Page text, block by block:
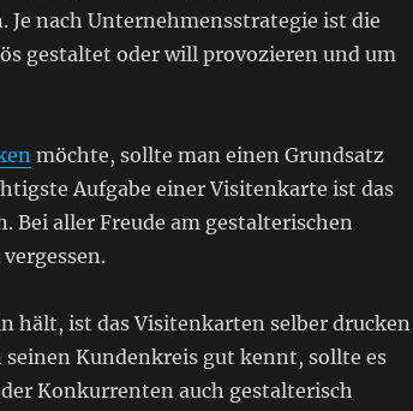
Je nach Unternehmensstrategie ist die
gestaltet oder will provozieren und um
möchte, sollte man einen Grundsatz
Aufgabe einer Visitenkarte ist das
aller Freude am gestalterischen
hält, ist das Visitenkarten selber drucken
seinen Kundenkreis gut kennt, sollte es
Konkurrenten auch gestalterisch